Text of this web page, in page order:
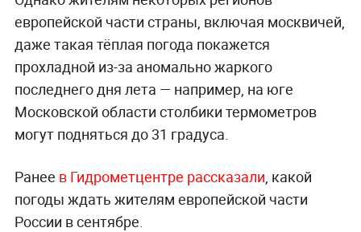
европейской части страны, включая москвичей,
даже такая тёплая погода покажется
прохладной из-за аномально жаркого
последнего дня лета — например, на юге
Московской области столбики термометров
могут подняться до 31 градуса.
Ранее в Гидрометцентре рассказали , какой
погоды ждать жителям европейской части
России в сентябре.